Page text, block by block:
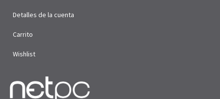
Detalles de la cuenta
Carrito
Wishlist